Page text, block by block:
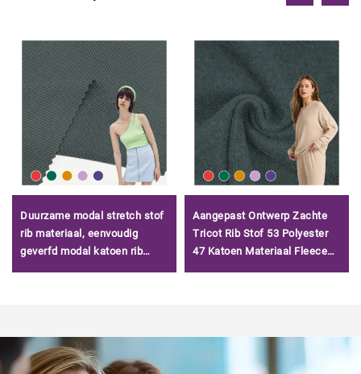
Duurzame modal stretch stof
rib materiaal, eenvoudig
geverfd modal katoen rib
Aangepast Ontwerp Zachte
Tricot Rib Stof 53 Polyester
47 Katoen Materiaal Fleece